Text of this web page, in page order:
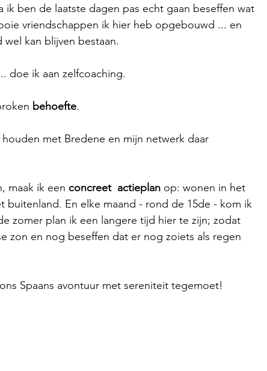
ben de laatste dagen pas echt gaan beseffen wat
vriendschappen ik hier heb opgebouwd ... en
kan blijven bestaan.
doe ik aan zelfcoaching.
behoefte.
met Bredene en mijn netwerk daar
maak ik een concreet  actieplan op: wonen in het
En elke maand - rond de 15de - kom ik
zomer plan ik een langere tijd hier te zijn; zodat
zon en nog beseffen dat er nog zoiets als regen
Spaans avontuur met sereniteit tegemoet!